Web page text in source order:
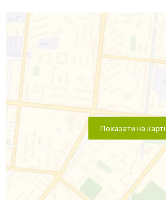
Показати на карті